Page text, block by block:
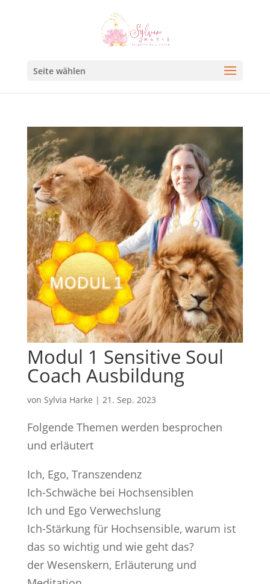
Seite wählen
Modul 1 Sensitive Soul
Coach Ausbildung
von Sylvia Harke | 21. Sep. 2023
Folgende Themen werden besprochen
und erläutert
Ich, Ego, Transzendenz
Ich-Schwäche bei Hochsensiblen
Ich und Ego Verwechslung
Ich-Stärkung für Hochsensible, warum ist
das so wichtig und wie geht das?
der Wesenskern, Erläuterung und